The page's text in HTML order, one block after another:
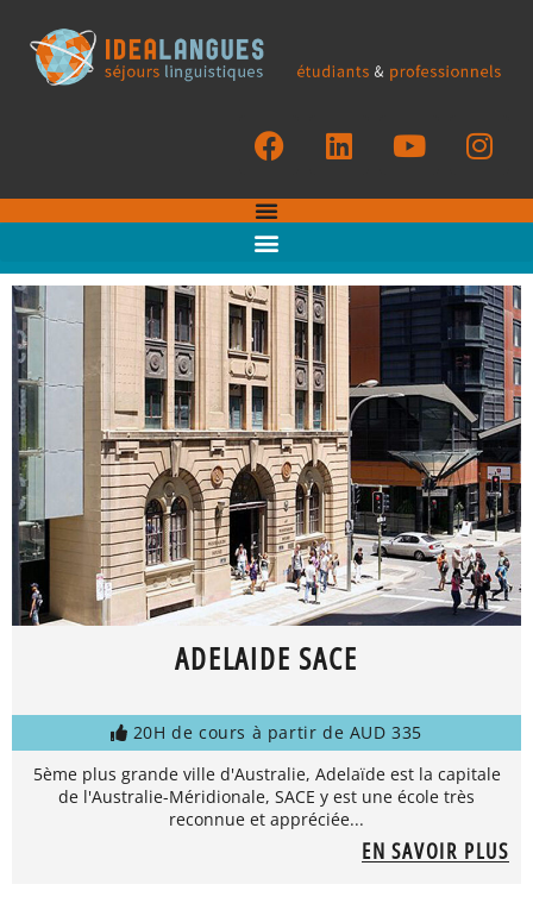
ADELAIDE SACE
20H de cours à partir de AUD 335
5ème plus grande ville d'Australie, Adelaïde est la capitale
de l'Australie-Méridionale, SACE y est une école très
reconnue et appréciée...
EN SAVOIR PLUS